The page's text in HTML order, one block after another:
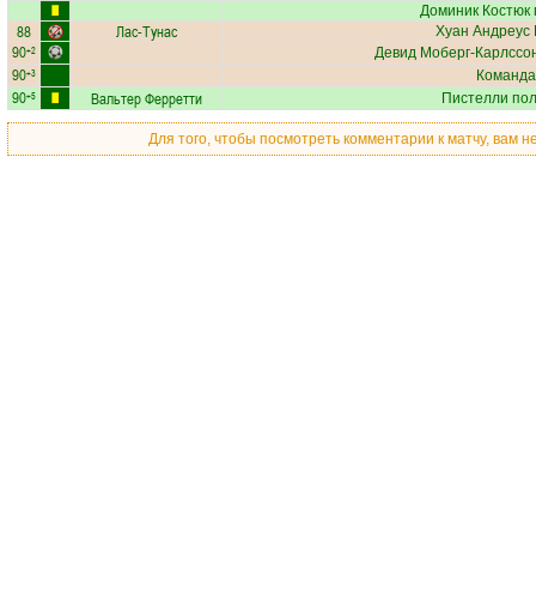
Доминик Костюк
88 Лас-Тунас Хуан Андреус
90+2 Девид Моберг-
90+3
90+5 Вальтер Ферретти Пистелли
Для того, чтобы посмотреть комментарии к матчу, вам